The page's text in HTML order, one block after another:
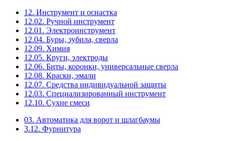
12. Инструмент и оснастка
12.02. Ручной инструмент
12.01. Электроинструмент
12.04. Буры, зубила, сверла
12.09. Химия
12.05. Круги, электроды
12.06. Биты, коронки, универсальные сверла
12.08. Краски, эмали
12.07. Средства индивидуальной защиты
12.03. Специализированный инструмент
12.10. Сухие смеси
03. Автоматика для ворот и шлагбаумы
3.12. Фурнитура